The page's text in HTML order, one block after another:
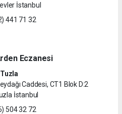
İstanbul
441 71 32
Eczanesi
Tuzla
Caddesi, CT1 Blok D:2
İstanbul
504 32 72